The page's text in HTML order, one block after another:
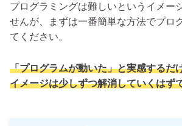
プログラミングは難しいというイメー
せんが、まずは一番簡単な方法でプロ
てください。
「プログラムが動いた」と実感するだ
イメージは少しずつ解消していくはず